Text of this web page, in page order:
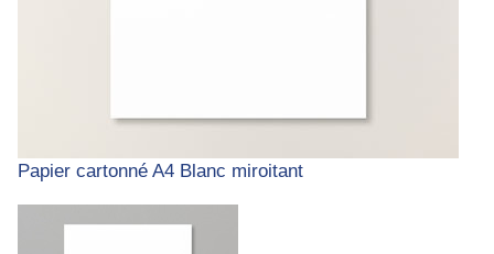
Papier cartonné A4 Blanc miroitant